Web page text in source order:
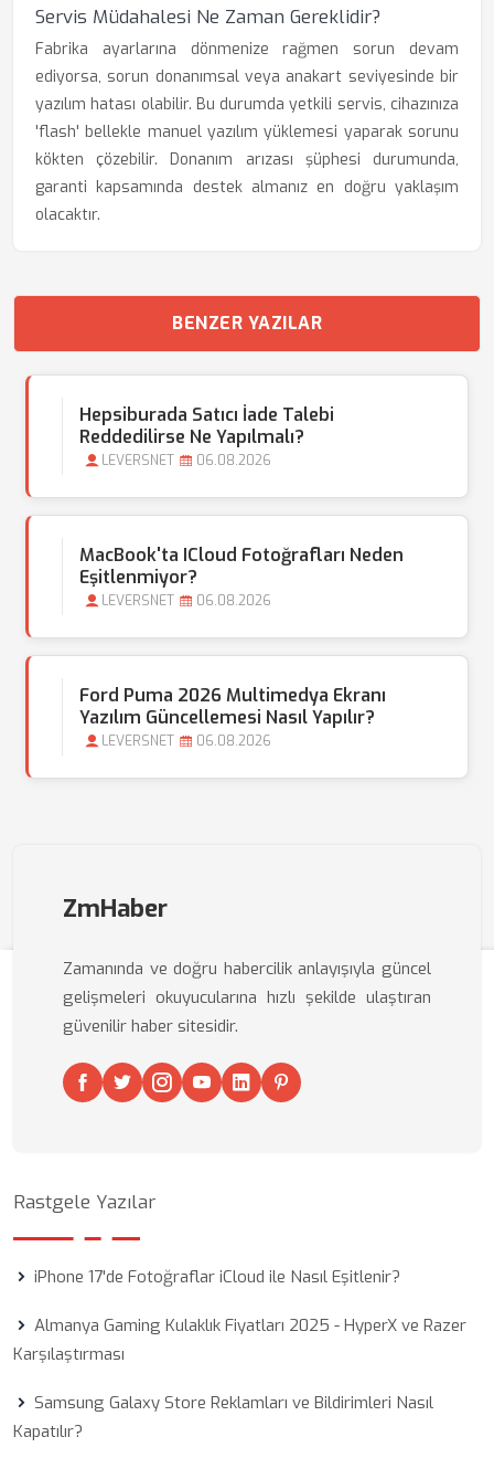
Servis Müdahalesi Ne Zaman Gereklidir?
Fabrika ayarlarına dönmenize rağmen sorun devam
ediyorsa, sorun donanımsal veya anakart seviyesinde bir
yazılım hatası olabilir. Bu durumda yetkili servis, cihazınıza
'flash' bellekle manuel yazılım yüklemesi yaparak sorunu
kökten çözebilir. Donanım arızası şüphesi durumunda,
garanti kapsamında destek almanız en doğru yaklaşım
olacaktır.
BENZER YAZILAR
Hepsiburada Satıcı İade Talebi
Reddedilirse Ne Yapılmalı?
LEVERSNET 06.08.2026
MacBook'ta ICloud Fotoğrafları Neden
Eşitlenmiyor?
LEVERSNET 06.08.2026
Ford Puma 2026 Multimedya Ekranı
Yazılım Güncellemesi Nasıl Yapılır?
LEVERSNET 06.08.2026
ZmHaber
Zamanında ve doğru habercilik anlayışıyla güncel
gelişmeleri okuyucularına hızlı şekilde ulaştıran
güvenilir haber sitesidir.
Rastgele Yazılar
iPhone 17'de Fotoğraflar iCloud ile Nasıl Eşitlenir?
Almanya Gaming Kulaklık Fiyatları 2025 - HyperX ve Razer
Karşılaştırması
Samsung Galaxy Store Reklamları ve Bildirimleri Nasıl
Kapatılır?